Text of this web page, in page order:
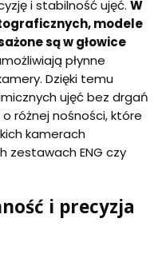
i stabilność ujęć. W
modele
są w głowice
płynne
Dzięki temu
ujęć bez drgań
różnej nośności, które
kamerach
zestawach ENG czy
i precyzja